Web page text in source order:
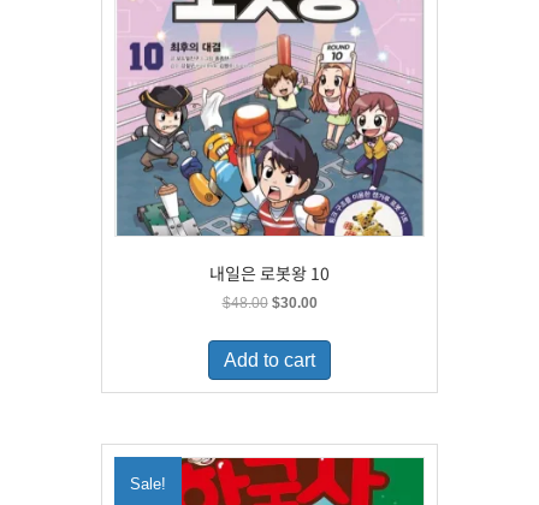
내일은 로봇왕 10
$48.00 Original
was:
$48.00.
$30.00Current
is:
$30.00.
Add to cart
Sale!